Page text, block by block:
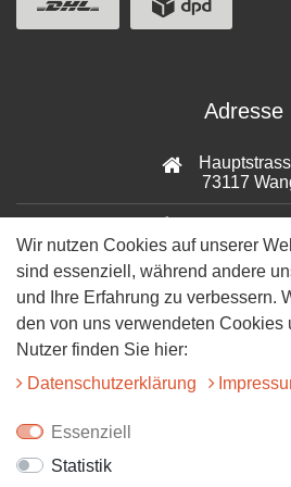
Adresse
73117
Folgt uns auf
Folgt uns auf
Wir nutzen Cookies auf unserer
sind essenziell, während andere
und Ihre Erfahrung zu verbessern.
den von uns verwendeten Cookies
Nutzer finden Sie hier:
Daten­schutz­erklärung
Essenziell
Statistik